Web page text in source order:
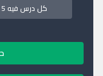
كل درس فيه 5 اختبارات تفاعلية لتحسين اللفظ والنطق